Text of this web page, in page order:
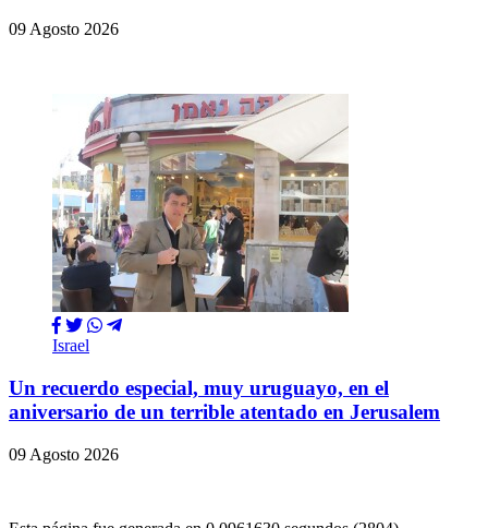
09 Agosto 2026
Israel
Un recuerdo especial, muy uruguayo, en el
aniversario de un terrible atentado en Jerusalem
09 Agosto 2026